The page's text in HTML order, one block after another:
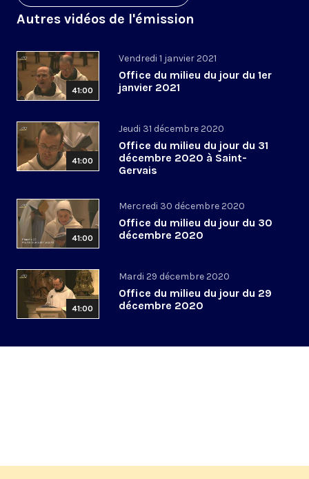
Autres vidéos de l'émission
41:00
Vendredi 1 janvier 2021
Office du milieu du jour du 1er
janvier 2021
41:00
Jeudi 31 décembre 2020
Office du milieu du jour du 31
décembre 2020 à Saint-
Gervais
41:00
Mercredi 30 décembre 2020
Office du milieu du jour du 30
décembre 2020
41:00
Mardi 29 décembre 2020
Office du milieu du jour du 29
décembre 2020